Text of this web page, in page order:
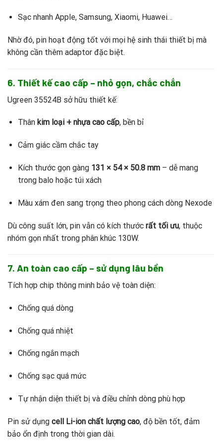
Sạc nhanh Apple, Samsung, Xiaomi, Huawei…
Nhờ đó, pin hoạt động tốt với mọi hệ sinh thái thiết bị mà
không cần thêm adaptor đặc biệt.
6. Thiết kế cao cấp – nhỏ gọn, chắc chắn
Ugreen 35524B sở hữu thiết kế:
Thân kim loại + nhựa cao cấp, bền bỉ
Cảm giác cầm chắc tay
Kích thước gọn gàng 131 × 54 × 50.8 mm– dễ mang
trong balo hoặc túi xách
Màu xám đen sang trọng theo phong cách dòng Nexode
Dù công suất lớn, pin vẫn có kích thước rất tối ưu, thuộc
nhóm gọn nhất trong phân khúc 130W.
7. An toàn cao cấp – sử dụng lâu bền
Tích hợp chip thông minh bảo vệ toàn diện:
Chống quá dòng
Chống quá nhiệt
Chống ngắn mạch
Chống sạc quá mức
Tự nhận diện thiết bị và điều chỉnh dòng phù hợp
Pin sử dụng cell Li-ion chất lượng cao, độ bền tốt, đảm
bảo ổn định trong thời gian dài.